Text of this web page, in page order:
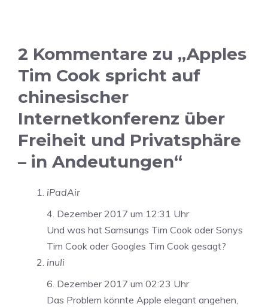
2 Kommentare zu „Apples
Tim Cook spricht auf
chinesischer
Internetkonferenz über
Freiheit und Privatsphäre
– in Andeutungen“
iPadAir
4. Dezember 2017 um 12:31 Uhr
Und was hat Samsungs Tim Cook oder Sonys
Tim Cook oder Googles Tim Cook gesagt?
inuli
6. Dezember 2017 um 02:23 Uhr
Das Problem könnte Apple elegant angehen,